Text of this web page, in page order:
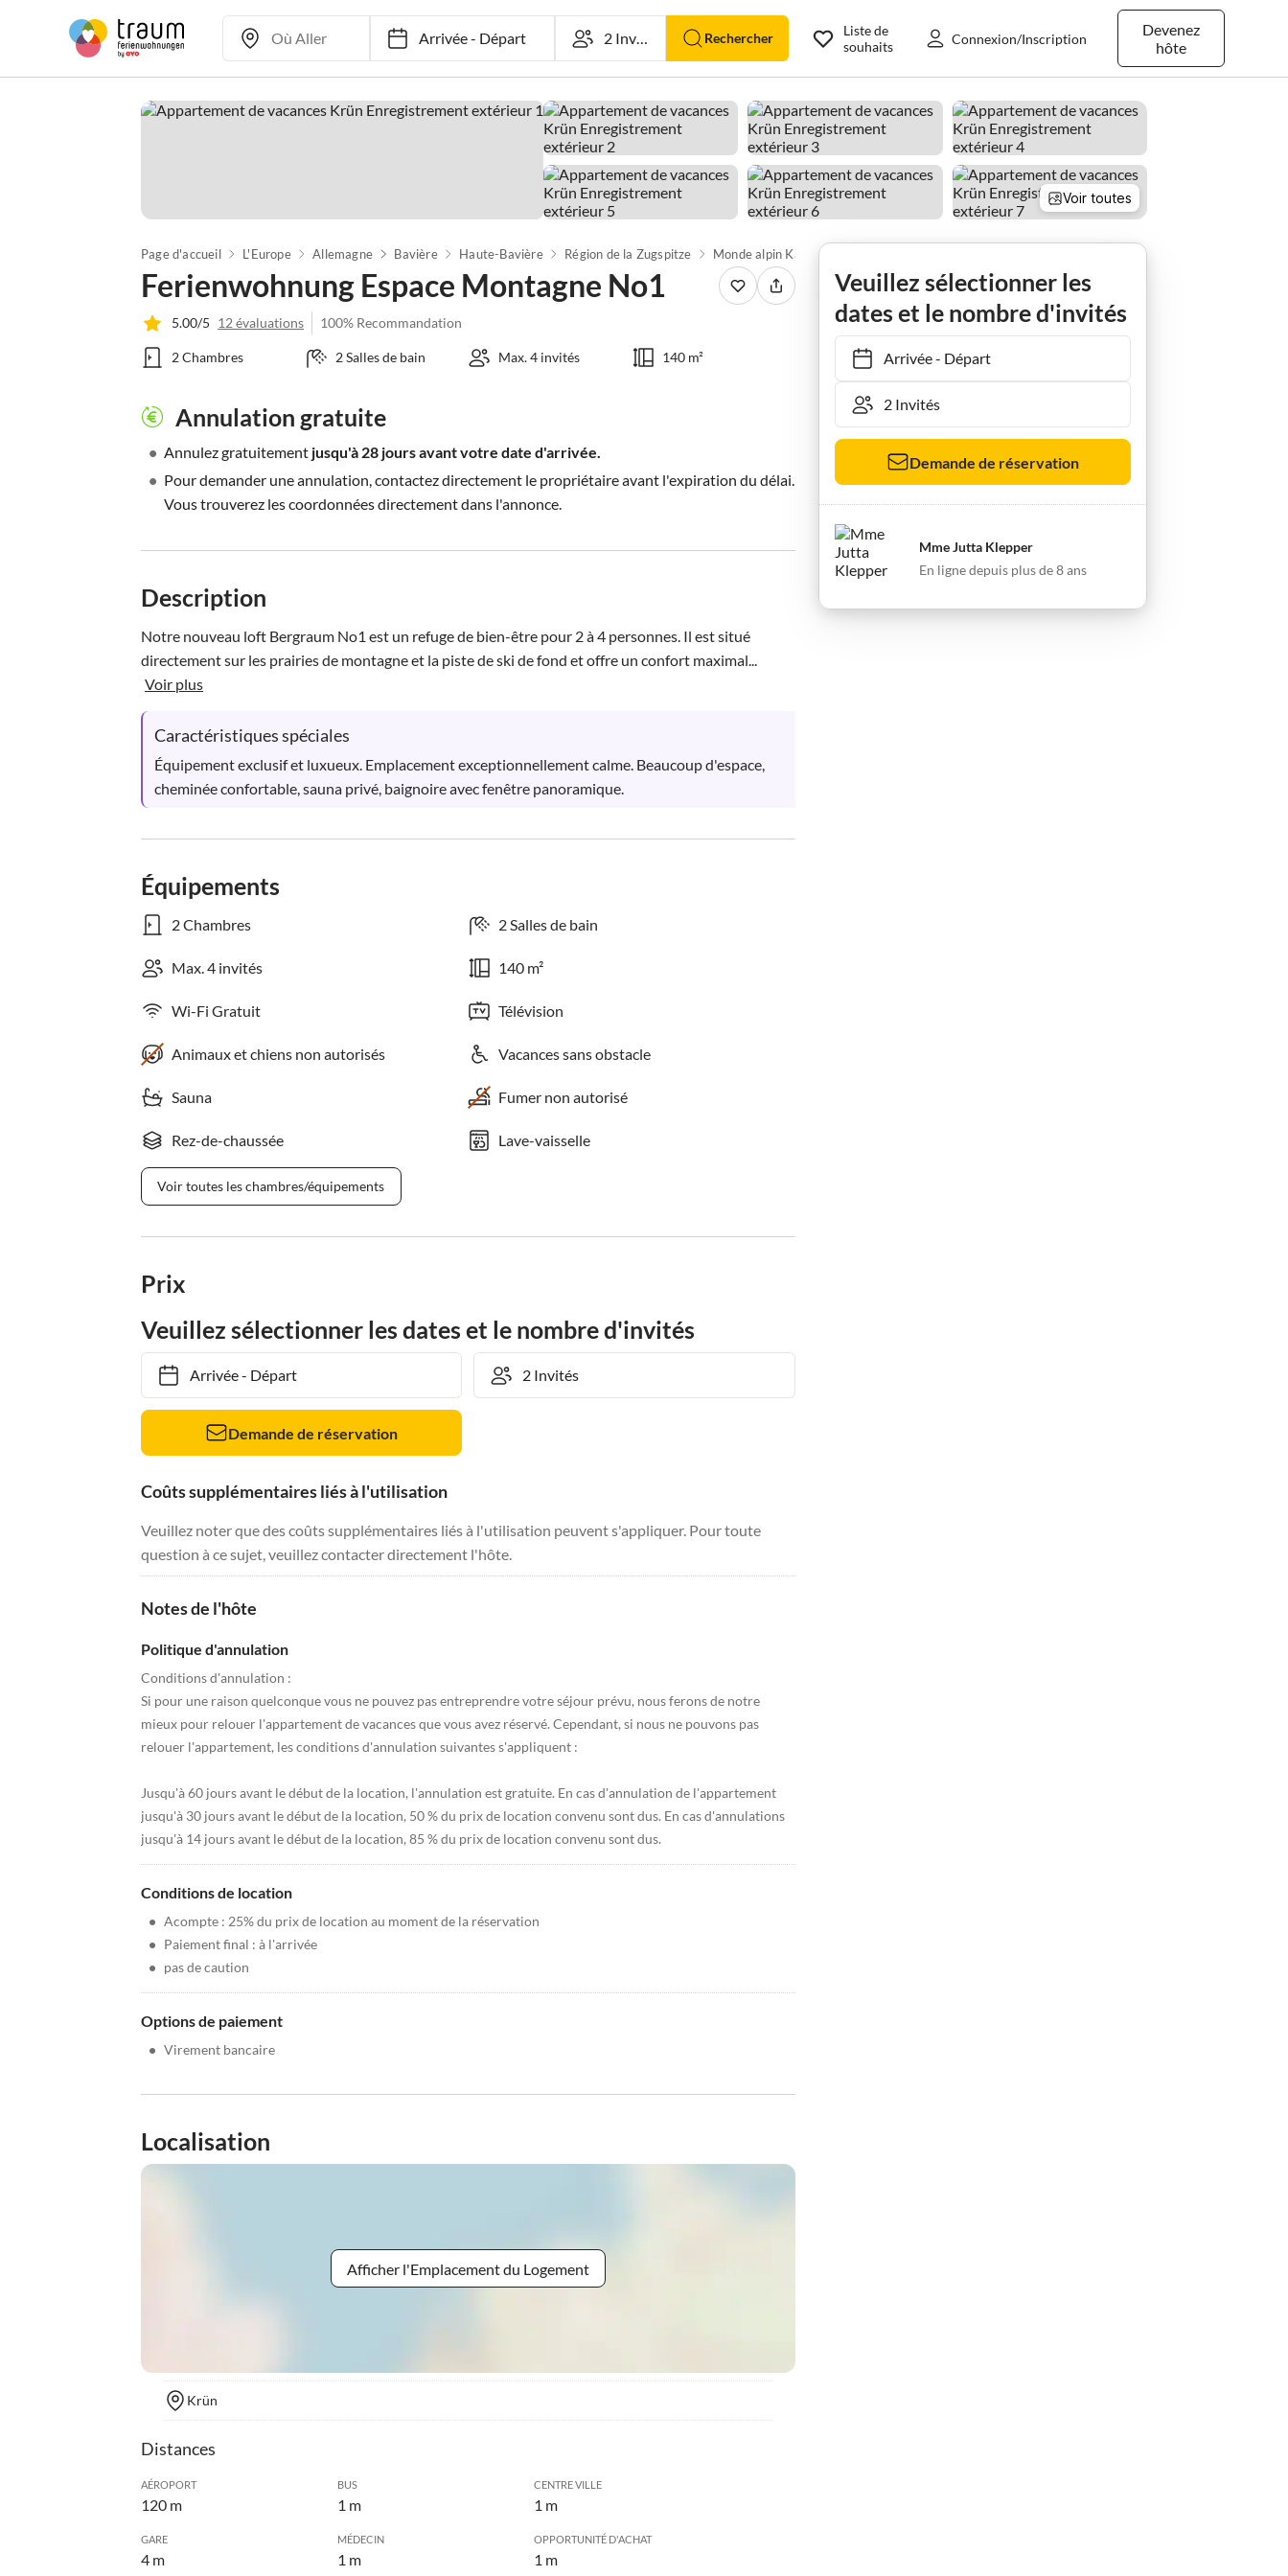
Arrivée-Départ Rechercher
Devenez
hôte
Liste de
souhaits
Connexion/Inscription
Voir toutes
Page d'accueil L'Europe Allemagne Bavière Haute-Bavière Région de la Zugspitze Monde alpin Karwendel
Ferienwohnung Espace Montagne No1
5.00/5 12 évaluations 100% Recommandation
2 Chambres 2 Salles de bain Max. 4 invités 140 m²
Annulation gratuite
• Annulez gratuitement jusqu'à 28 jours avant votre date d'arrivée.
• Pour demander une annulation, contactez directement le propriétaire avant l'expiration du délai.
Vous trouverez les coordonnées directement dans l'annonce.
Description
Notre nouveau loft Bergraum No1 est un refuge de bien-être pour 2 à 4 personnes. Il est situé
directement sur les prairies de montagne et la piste de ski de fond et offre un confort maximal...
Voir plus
Caractéristiques spéciales
Équipement exclusif et luxueux. Emplacement exceptionnellement calme. Beaucoup d'espace,
cheminée confortable, sauna privé, baignoire avec fenêtre panoramique.
Équipements
2 Chambres 2 Salles de bain
Max. 4 invités 140 m²
Wi-Fi Gratuit Télévision
Animaux et chiens non autorisés Vacances sans obstacle
Sauna Fumer non autorisé
Rez-de-chaussée Lave-vaisselle
Voir toutes les chambres/équipements
Prix
Veuillez sélectionner les dates et le nombre d'invités
Arrivée- Départ
Demande de réservation
Coûts supplémentaires liés à l'utilisation
Veuillez noter que des coûts supplémentaires liés à l'utilisation peuvent s'appliquer. Pour toute
question à ce sujet, veuillez contacter directement l'hôte.
Notes de l'hôte
Politique d'annulation
Conditions d'annulation :
Si pour une raison quelconque vous ne pouvez pas entreprendre votre séjour prévu, nous ferons de notre
mieux pour relouer l'appartement de vacances que vous avez réservé. Cependant, si nous ne pouvons pas
relouer l'appartement, les conditions d'annulation suivantes s'appliquent :
Jusqu'à 60 jours avant le début de la location, l'annulation est gratuite. En cas d'annulation de l'appartement
jusqu'à 30 jours avant le début de la location, 50 % du prix de location convenu sont dus. En cas d'annulations
jusqu'à 14 jours avant le début de la location, 85 % du prix de location convenu sont dus.
Conditions de location
• Acompte : 25% du prix de location au moment de la réservation
• Paiement final : à l'arrivée
• pas de caution
Options de paiement
• Virement bancaire
Localisation
Afficher l'Emplacement du Logement
Krün
Distances
AÉROPORT
120 m
BUS
1 m
CENTRE VILLE
1 m
GARE
4 m
MÉDECIN
1 m
OPPORTUNITÉ D'ACHAT
1 m
Veuillez sélectionner les
dates et le nombre d'invités
Arrivée- Départ
Demande de réservation
Mme Jutta Klepper
En ligne depuis plus de 8 ans